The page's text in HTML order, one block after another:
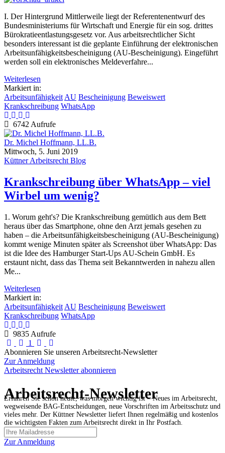
I. Der Hintergrund Mittlerweile liegt der Referentenentwurf des
Bundesministeriums für Wirtschaft und Energie für ein sog. drittes
Bürokratieentlastungsgesetz vor. Aus arbeitsrechtlicher Sicht
besonders interessant ist die geplante Einführung der elektronischen
Arbeitsunfähigkeitsbescheinigung (AU-Bescheinigung). Eingeführt
werden soll ein elektronisches Meldeverfahre...
Weiterlesen
Markiert in:
Arbeitsunfähigkeit AU Bescheinigung Beweiswert
Krankschreibung WhatsApp
6742 Aufrufe
Dr. Michel Hoffmann, LL.B.
Mittwoch, 5. Juni 2019
Küttner Arbeitsrecht Blog
Krankschreibung über WhatsApp – viel
Wirbel um wenig?
1. Worum geht's? Die Krankschreibung gemütlich aus dem Bett
heraus über das Smartphone, ohne den Arzt jemals gesehen zu
haben – die Arbeitsunfähigkeitsbescheinigung (AU-Bescheinigung)
kommt wenige Minuten später als Screenshot über WhatsApp: Das
ist die Idee des Hamburger Start-Ups AU-Schein GmbH. Es
erstaunt nicht, dass das Thema seit Bekanntwerden in nahezu allen
Me...
Weiterlesen
Markiert in:
Arbeitsunfähigkeit AU Bescheinigung Beweiswert
Krankschreibung WhatsApp
9835 Aufrufe
First Page
Previous Page
1 Next Page
Abonnieren Sie unseren Arbeitsrecht-Newsletter
Zur Anmeldung
Arbeitsrecht Newsletter abonnieren
Arbeitsrecht-Newsletter
Erfahren Sie schon heute, was morgen wichtig ist – Neues im Arbeitsrecht,
wegweisende BAG-Entscheidungen, neue Vorschriften im Arbeitsschutz und
vieles mehr. Der Küttner Newsletter liefert Ihnen regelmäßig und kostenlos
die wichtigsten Fakten zum Arbeitsrecht direkt in Ihr Postfach.
Zur Anmeldung